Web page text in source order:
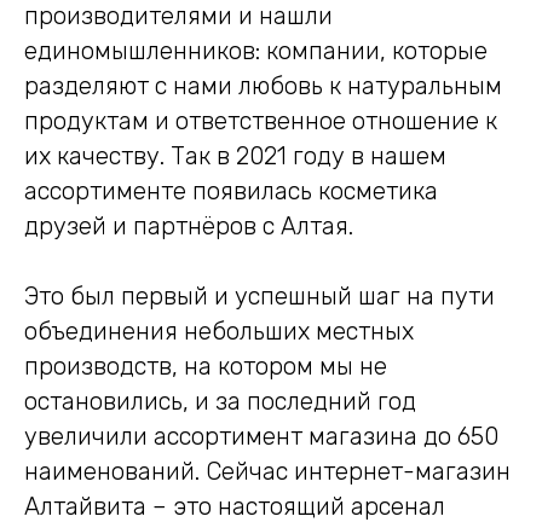
производителями и нашли
единомышленников: компании, которые
разделяют с нами любовь к натуральным
продуктам и ответственное отношение к
их качеству. Так в 2021 году в нашем
ассортименте появилась косметика
друзей и партнёров с Алтая.
Это был первый и успешный шаг на пути
объединения небольших местных
производств, на котором мы не
остановились, и за последний год
увеличили ассортимент магазина до 650
наименований. Сейчас интернет-магазин
Алтайвита – это настоящий арсенал